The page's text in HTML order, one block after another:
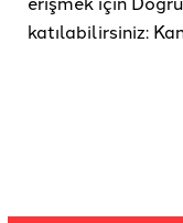
katılabilirsiniz: